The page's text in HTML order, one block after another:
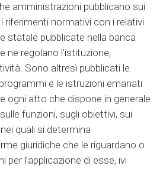
amministrazioni pubblicano sui
riferimenti normativi con i relativi
statale pubblicate nella banca
ne regolano l’istituzione,
Sono altresì pubblicati le
e le istruzioni emanati
ogni atto che dispone in generale
funzioni, sugli obiettivi, sui
quali si determina
giuridiche che le riguardano o
per l’applicazione di esse, ivi